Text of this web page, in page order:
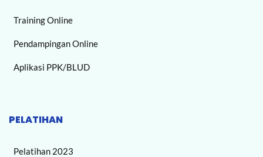
Training Online
Pendampingan Online
Aplikasi PPK/BLUD
PELATIHAN
Pelatihan 2023